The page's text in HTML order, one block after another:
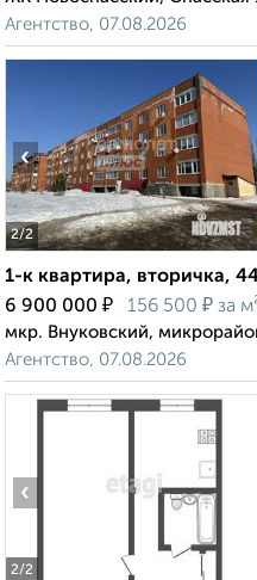
Агентство, 07.08.2026
2/2
‹
1-к квартира, вторичка,
6 900 000 ₽ 156 500 ₽ за
мкр. Внуковский,
Агентство, 07.08.2026
2/2
‹